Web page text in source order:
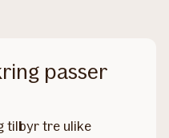
passer
tilbyr tre ulike